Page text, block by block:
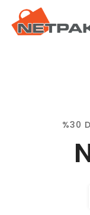
%30